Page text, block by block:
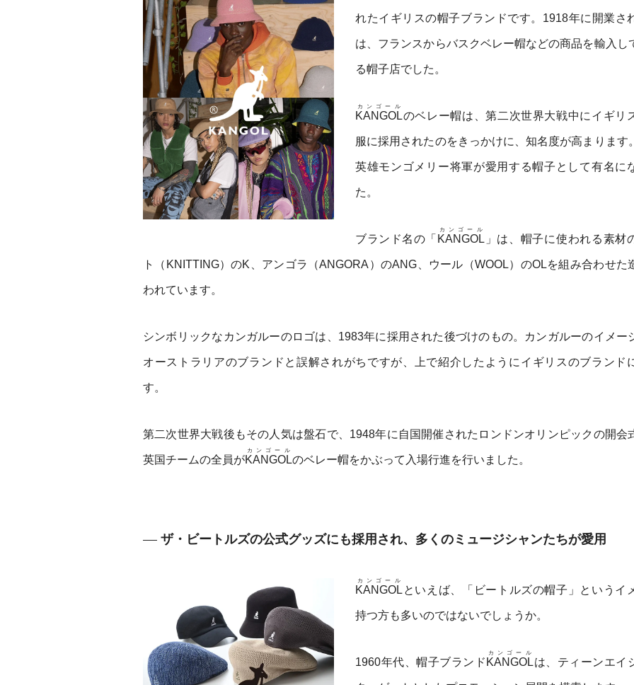
れたイギリスの帽子ブランドです。1918年に開業さ
は、フランスからバスクベレー帽などの商品を輸入し
る帽子店でした。
KANGOL
カンゴール
のベレー帽は、第二次世界大戦中にイギリ
服に採用されたのをきっかけに、知名度が高まります
英雄モンゴメリー将軍が愛用する帽子として有名に
た。
ブランド名の「 KANGOL
カンゴール
」は、帽子に使われる素材
ト（KNITTING）のK、アンゴラ（ANGORA）のANG、ウール（WOOL）のOLを組み合わせた
われています。
シンボリックなカンガルーのロゴは、1983年に採用された後づけのもの。カンガルーのイメー
オーストラリアのブランドと誤解されがちですが、上で紹介したようにイギリスのブランド
す。
第二次世界大戦後もその人気は盤石で、1948年に自国開催されたロンドンオリンピックの開会
英国チームの全員がKANGOL
カンゴール
のベレー帽をかぶって入場行進を行いました。
ザ・ビートルズの公式グッズにも採用され、多くのミュージシャンたちが愛用
KANGOL
カンゴール
といえば、「ビートルズの帽子」というイ
持つ方も多いのではないでしょうか。
1960年代、帽子ブランド KANGOL
カンゴール
は、ティーンエイ